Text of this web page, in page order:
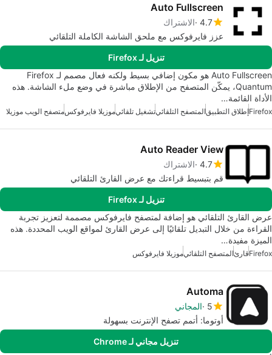
Auto Fullscreen
4.7 الاشتراك
عزز فايرفوكس مع ملحق الشاشة الكاملة التلقائي
تنزيل لـ Firefox
Auto Fullscreen هو مكون إضافي بسيط ولكنه فعال مصمم لـ Firefox
Quantum، يمكّن المتصفح من الإطلاق مباشرة في وضع ملء الشاشة. هذه
الأداة القائمة…
Firefoxإطلاق التطبيقالمتصفح التلقائيتشغيل تلقائيموزيلا فايرفوكسمتصفح الويب موزيلا
Auto Reader View
4.7 الاشتراك
قم بتبسيط قراءتك مع عرض القارئ التلقائي
تنزيل لـ Firefox
عرض القارئ التلقائي هو إضافة لمتصفح فايرفوكس مصممة لتعزيز تجربة
القراءة من خلال التبديل تلقائيًا إلى عرض القارئ لمواقع الويب المحددة. هذه
الميزة مفيدة…
Firefoxقارئالمتصفح التلقائيموزيلا فايرفوكس
Automa
5 المجاني
أوتوما: أتمم تصفح الإنترنت بسهولة
تنزيل مجاني لـ Chrome